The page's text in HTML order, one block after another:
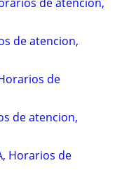
de atencion,
Horarios de
de atencion,
Horarios de